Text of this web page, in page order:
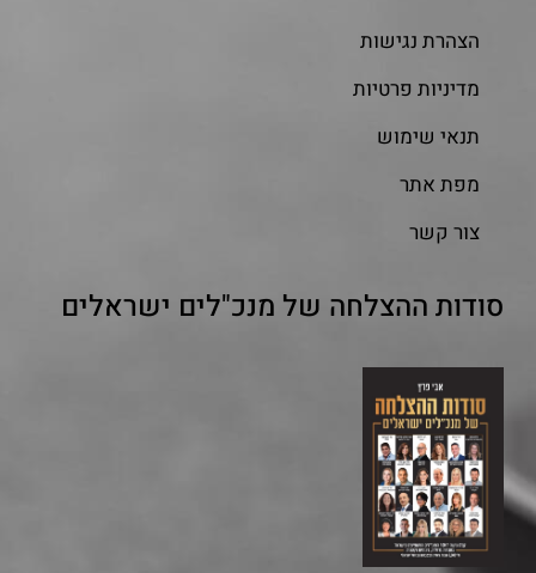
הצהרת נגישות
מדיניות פרטיות
תנאי שימוש
מפת אתר
צור קשר
סודות ההצלחה של מנכ"לים ישראלים